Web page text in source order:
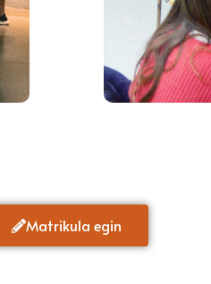
Matrikula egin